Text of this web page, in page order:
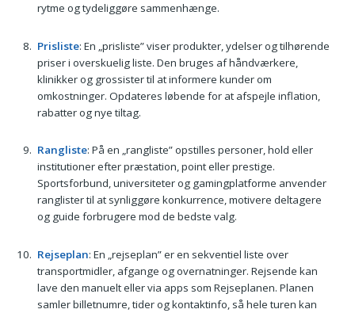
rytme og tydeliggøre sammenhænge.
Prisliste: En „prisliste” viser produkter, ydelser og tilhørende
priser i overskuelig liste. Den bruges af håndværkere,
klinikker og grossister til at informere kunder om
omkostninger. Opdateres løbende for at afspejle inflation,
rabatter og nye tiltag.
Rangliste: På en „rangliste” opstilles personer, hold eller
institutioner efter præstation, point eller prestige.
Sportsforbund, universiteter og gamingplatforme anvender
ranglister til at synliggøre konkurrence, motivere deltagere
og guide forbrugere mod de bedste valg.
Rejseplan: En „rejseplan” er en sekventiel liste over
transportmidler, afgange og overnatninger. Rejsende kan
lave den manuelt eller via apps som Rejseplanen. Planen
samler billetnumre, tider og kontaktinfo, så hele turen kan